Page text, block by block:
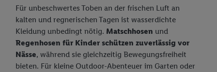
Für unbeschwertes Toben an der frischen Luft an
kalten und regnerischen Tagen ist wasserdichte
Kleidung unbedingt nötig. Matschhosen und
Regenhosen für Kinder schützen zuverlässig vor
Nässe, während sie gleichzeitig Bewegungsfreiheit
bieten. Für kleine Outdoor-Abenteuer im Garten oder